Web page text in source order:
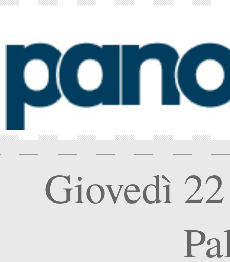
Giovedì